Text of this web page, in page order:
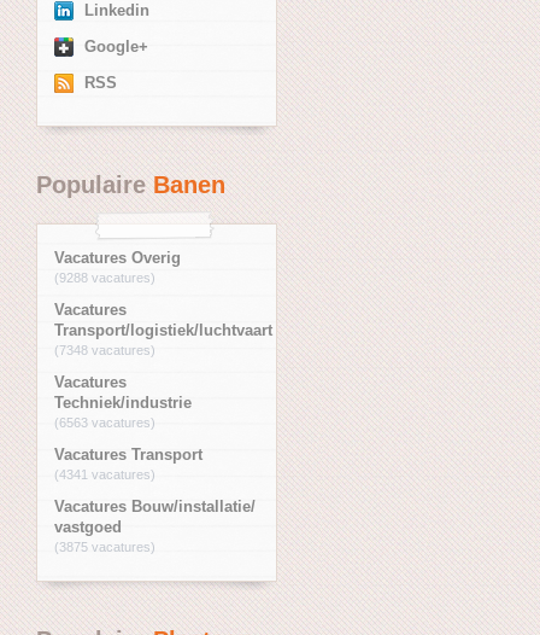
Linkedin
Google+
RSS
PopulaireBanen
Vacatures Overig
(9288 vacatures)
Vacatures
Transport/logistiek/luchtvaart
(7348 vacatures)
Vacatures
Techniek/industrie
(6563 vacatures)
Vacatures Transport
(4341 vacatures)
Vacatures Bouw/installatie/
vastgoed
(3875 vacatures)